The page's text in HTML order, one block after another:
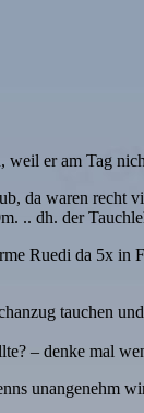
weil er am Tag
da waren recht
.. dh. der
Ruedi da 5x
tauchen
– denke mal
unangenehm